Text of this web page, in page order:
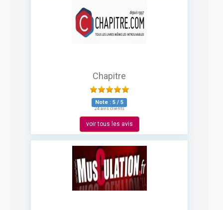
Chapitre
Note : 5 / 5
24 avis clients
voir tous les avis